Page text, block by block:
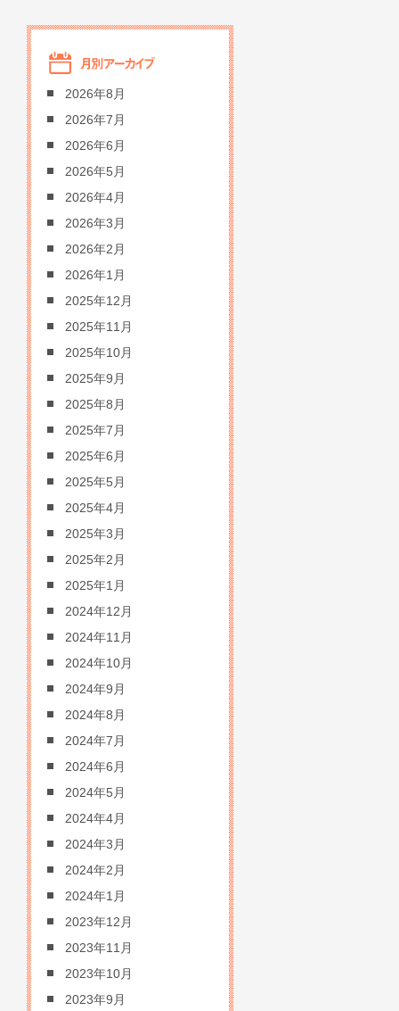
2026年8月
2026年7月
2026年6月
2026年5月
2026年4月
2026年3月
2026年2月
2026年1月
2025年12月
2025年11月
2025年10月
2025年9月
2025年8月
2025年7月
2025年6月
2025年5月
2025年4月
2025年3月
2025年2月
2025年1月
2024年12月
2024年11月
2024年10月
2024年9月
2024年8月
2024年7月
2024年6月
2024年5月
2024年4月
2024年3月
2024年2月
2024年1月
2023年12月
2023年11月
2023年10月
2023年9月